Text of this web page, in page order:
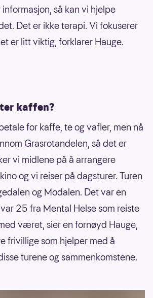
så kan vi hjelpe
Det er ikke terapi. Vi fokuserer
er litt viktig, forklarer Hauge.
kaffen?
for kaffe, te og vafler, men nå
Grasrotandelen, så det er
vi midlene på å arrangere
og vi reiser på dagsturer. Turen
og Modalen. Det var en
25 fra Mental Helse som reiste
været, sier en fornøyd Hauge,
frivillige som hjelper med å
turene og sammenkomstene.